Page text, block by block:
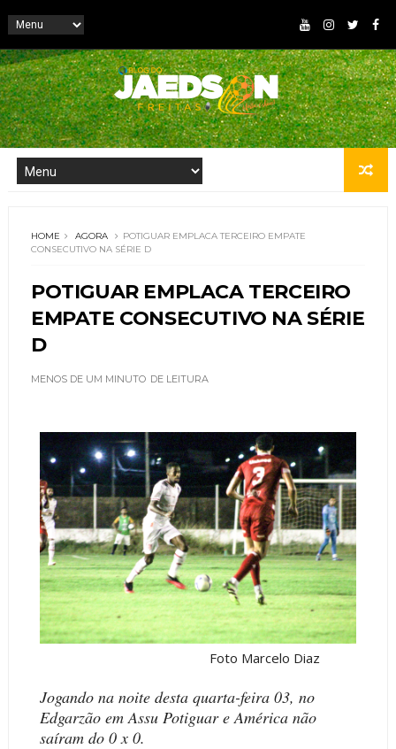
HOME AGORA
POTIGUAR EMPLACA TERCEIRO EMPATE
CONSECUTIVO NA SÉRIE D
POTIGUAR EMPLACA TERCEIRO
EMPATE CONSECUTIVO NA SÉRIE
D
MENOS DE UM MINUTO DE LEITURA
Foto Marcelo Diaz
Jogando na noite desta quarta-feira 03, no
Edgarzão em Assu Potiguar e América não
saíram do 0 x 0.